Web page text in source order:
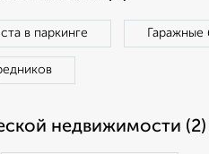
в паркинге
недвижимости (2)